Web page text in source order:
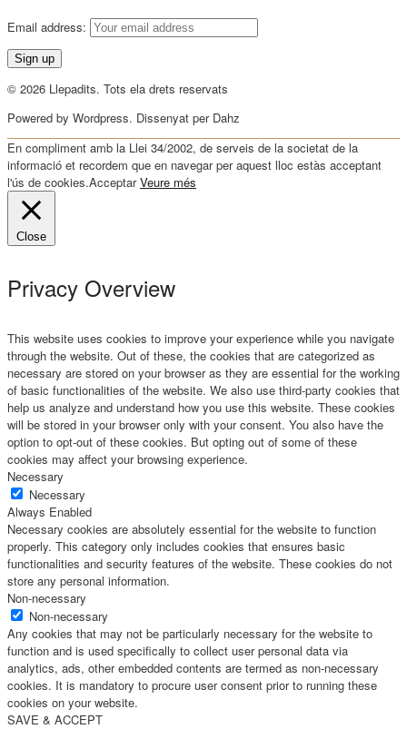
Email address:
© 2026 Llepadits. Tots ela drets reservats
Powered by Wordpress. Dissenyat per Dahz
En compliment amb la Llei 34/2002, de serveis de la societat de la
informació et recordem que en navegar per aquest lloc estàs acceptant
l'ús de cookies.Acceptar Veure més
Close
Privacy Overview
This website uses cookies to improve your experience while you navigate
through the website. Out of these, the cookies that are categorized as
necessary are stored on your browser as they are essential for the working
of basic functionalities of the website. We also use third-party cookies that
help us analyze and understand how you use this website. These cookies
will be stored in your browser only with your consent. You also have the
option to opt-out of these cookies. But opting out of some of these
cookies may affect your browsing experience.
Necessary
Necessary
Always Enabled
Necessary cookies are absolutely essential for the website to function
properly. This category only includes cookies that ensures basic
functionalities and security features of the website. These cookies do not
store any personal information.
Non-necessary
Non-necessary
Any cookies that may not be particularly necessary for the website to
function and is used specifically to collect user personal data via
analytics, ads, other embedded contents are termed as non-necessary
cookies. It is mandatory to procure user consent prior to running these
cookies on your website.
SAVE & ACCEPT